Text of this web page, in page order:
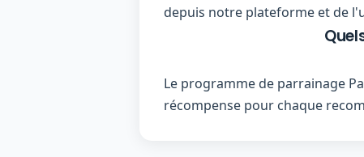
depuis notre plateforme et de
Le programme de parrainage
récompense pour chaque